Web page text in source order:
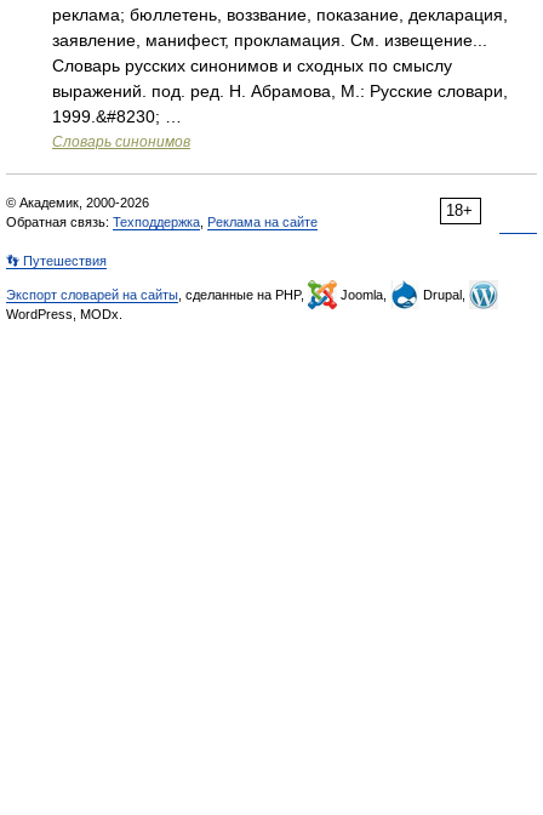
реклама; бюллетень, воззвание, показание, декларация,
заявление, манифест, прокламация. См. извещение...
Словарь русских синонимов и сходных по смыслу
выражений. под. ред. Н. Абрамова, М.: Русские словари,
1999.&#8230; …
Словарь синонимов
18+
© Академик, 2000-2026
Обратная связь: Техподдержка Реклама на сайте
👣 Путешествия
Экспорт словарей на сайты , сделанные на PHP, Joomla,
Drupal,
WordPress, MODx.